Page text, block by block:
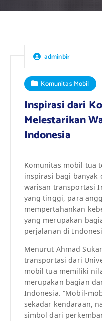
adminbir
Komunitas Mobil
Inspirasi dari
Melestarikan
Indonesia
Komunitas mobil tua
inspirasi bagi banyak
warisan transportasi
yang tinggi, para
mempertahankan
yang merupakan
perjalanan di
Menurut Ahmad
transportasi dari
mobil tua memiliki
merupakan bagian
Indonesia. “Mobil-
sekadar kendaraan,
simbol dari